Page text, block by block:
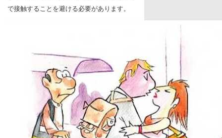
で接触することを避ける必要があります。